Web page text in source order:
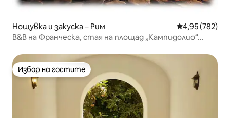
Нощувка и закуска – Рим Средна
4,95 (782)
B&B на Франческа, стая на площад „Кампидолио“...
Избор на гостите
Избор на гостите